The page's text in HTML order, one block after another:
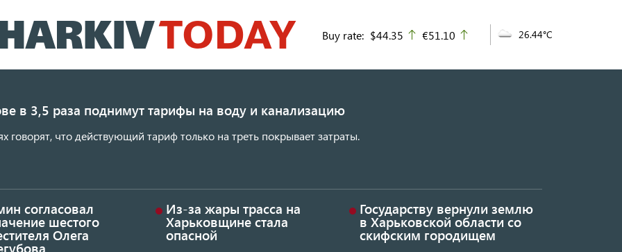
к
основному
Buy rate: $44.35 up
€51.10 26.44°C
в 3,5 раза поднимут тарифы на воду и канализацию
говорят, что действующий тариф только на треть покрывает затраты.
согласовал
шестого
Олега
Из-за жары трасса на
Харьковщине стала
опасной
Государству вернули землю
в Харьковской области со
скифским городищем